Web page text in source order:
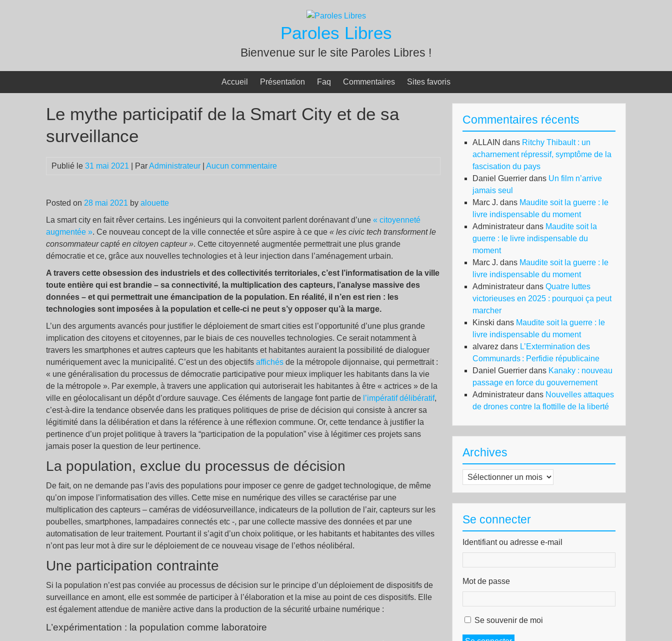
Paroles Libres
Bienvenue sur le site Paroles Libres !
Accueil Présentation Faq Commentaires Sites favoris
Le mythe participatif de la Smart City et de sa
surveillance
Publié le 31 mai 2021 | ParAdministrateur Aucun commentaire
Posted on 28 mai 2021 by alouette
La smart city en fait rêver certains. Les ingénieurs qui la convoitent parlent dorénavant d’une « citoyenneté
augmentée ». Ce nouveau concept de la ville connectée et sûre aspire à ce que « les civic tech transforment le
consommateur capté en citoyen capteur ». Cette citoyenneté augmentée permettrait une plus grande
démocratie et ce, grâce aux nouvelles technologies et à leur injection dans l’aménagement urbain.
A travers cette obsession des industriels et des collectivités territoriales, c’est l’informatisation de la ville
toute entière qui est brandie – sa connectivité, la multiplication des capteurs, l’analyse massive des
données – et qui permettrait une émancipation de la population. En réalité, il n’en est rien : les
technologies sont imposées à la population et celle-ci ne peut s’y opposer qu’à la marge.
L’un des arguments avancés pour justifier le déploiement de smart cities est l’opportunité d’une plus grande
implication des citoyens et citoyennes, par le biais de ces nouvelles technologies. Ce serait notamment à
travers les smartphones et autres capteurs que les habitants et habitantes auraient la possibilité de dialoguer
numériquement avec la municipalité. C’est un des objectifs affichés de la métropole dijonnaise, qui permettrait :
« une généralisation du processus de démocratie participative pour mieux impliquer les habitants dans la vie
de la métropole ». Par exemple, à travers une application qui autoriserait les habitantes à être « actrices » de la
ville en géolocalisant un dépôt d’ordure sauvage. Ces éléments de langage font partie de l’impératif délibératif,
c’est-à-dire la tendance observée dans les pratiques politiques de prise de décision qui consiste à ancrer sa
légitimité dans la délibération et dans la référence à une réflexion commune. Or, cette tendance à justifier la
pertinence d’un projet politique à travers la “participation de la population” vise à légitimer ces projets sans
jamais poser la question de leur pertinence.
La population, exclue du processus de décision
De fait, on ne demande pas l’avis des populations pour imposer ce genre de gadget technologique, de même
qu’on impose l’informatisation des villes. Cette mise en numérique des villes se caractérise par une
multiplication des capteurs – caméras de vidéosurveillance, indicateurs de la pollution de l’air, capteurs sur les
poubelles, smartphones, lampadaires connectés etc -, par une collecte massive des données et par une
automatisation de leur traitement. Pourtant il s’agit d’un choix politique, or les habitants et habitantes des villes
n’ont pas leur mot à dire sur le déploiement de ce nouveau visage de l’ethos néolibéral.
Une participation contrainte
Si la population n’est pas conviée au processus de décision sur le principe d’un déploiement de dispositifs de
surveillance en amont, elle est sommée de participer à l’élaboration et la mise au point de ces dispositifs. Elle
est également attendue de manière active dans la production de la sécurité urbaine numérique :
L’expérimentation : la population comme laboratoire
Commentaires récents
ALLAIN dans Ritchy Thibault : un
acharnement répressif, symptôme de la
fascisation du pays
Daniel Guerrier dans Un film n’arrive
jamais seul
Marc J. dans Maudite soit la guerre : le
livre indispensable du moment
Administrateur dans Maudite soit la
guerre : le livre indispensable du
moment
Marc J. dans Maudite soit la guerre : le
livre indispensable du moment
Administrateur dans Quatre luttes
victorieuses en 2025 : pourquoi ça peut
marcher
Kinski dans Maudite soit la guerre : le
livre indispensable du moment
alvarez dans L’Extermination des
Communards : Perfidie républicaine
Daniel Guerrier dans Kanaky : nouveau
passage en force du gouvernement
Administrateur dans Nouvelles attaques
de drones contre la flottille de la liberté
Archives
Archives
Se connecter
Identifiant ou adresse e-mail
Mot de passe
Se souvenir de moi